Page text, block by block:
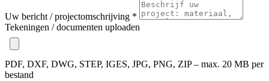
Uw bericht / projectomschrijving *
Tekeningen / documenten uploaden
PDF, DXF, DWG, STEP, IGES, JPG, PNG, ZIP – max. 20 MB per
bestand